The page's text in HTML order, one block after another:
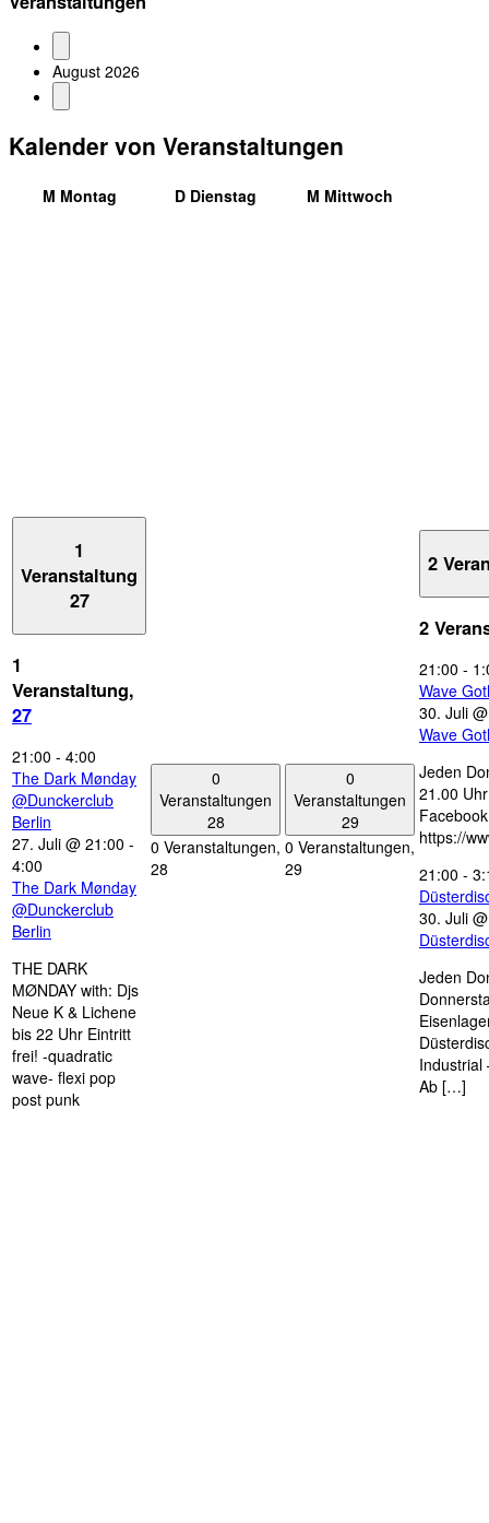
August 2026
Kalender von Veranstaltungen
M Montag D Dienstag M Mittwoch
1
Veranstaltung
27
1
Veranstaltung,
27
21:00 - 4:00
The Dark Mønday
@Dunckerclub
Berlin
27. Juli @ 21:00 -
4:00
The Dark Mønday
@Dunckerclub
Berlin
THE DARK
MØNDAY with: Djs
Neue K & Lichene
bis 22 Uhr Eintritt
frei! -quadratic
wave- flexi pop
post punk
0
Veranstaltungen
28
0 Veranstaltungen,
28
0
Veranstaltungen
29
0 Veranstaltungen,
29
2
2
21:00 -
Wave
30. Juli
Wave
Jeden
21.00
https://
21:00 -
30. Juli
Jeden
Industrial
Ab […]